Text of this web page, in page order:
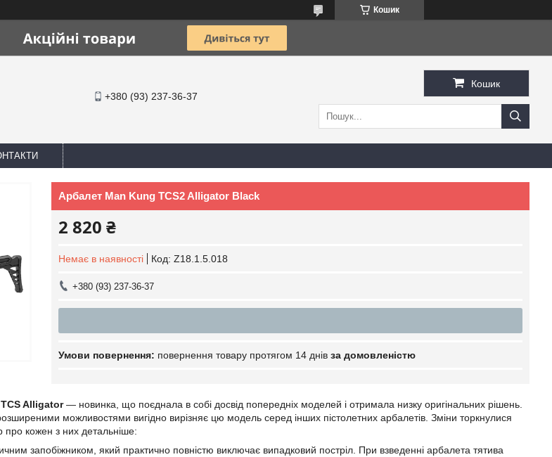
Кошик
+380 (93) 237-36-37
Кошик
Арбалет Man Kung TCS2 Alligator Black
2 820 ₴
Немає в наявності Код: Z18.1.5.018
+380 (93) 237-36-37
повернення товару протягом 14 днів за домовленістю
Alligator— новинка, що поєднала в собі досвід попередніх моделей і отримала низку оригінальних рішень.
можливостями вигідно вирізняє цю модель серед інших пістолетних арбалетів. Зміни торкнулися
про кожен з них детальніше:
запобіжником, який практично повністю виключає випадковий постріл. При взведенні арбалета тятивa